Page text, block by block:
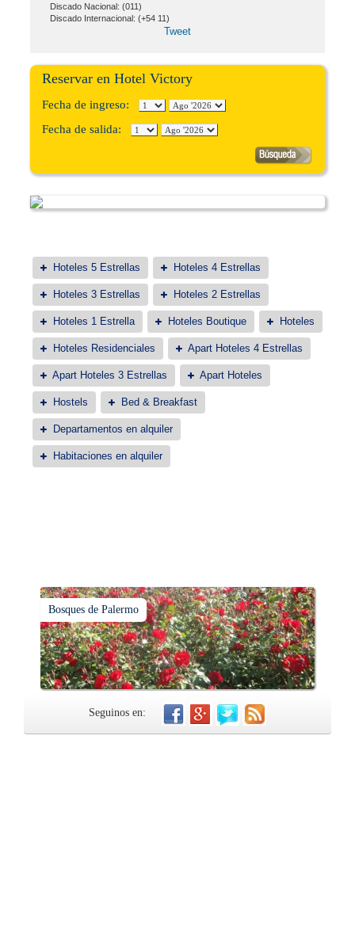
Discado Nacional: (011)
Discado Internacional: (+54 11)
Tweet
Reservar en Hotel Victory
Fecha de ingreso:
Fecha de salida:
Hoteles 5 Estrellas Hoteles 4 Estrellas
Hoteles 3 Estrellas Hoteles 2 Estrellas
Hoteles 1 Estrella Hoteles Boutique Hoteles
Hoteles Residenciales Apart Hoteles 4 Estrellas
Apart Hoteles 3 Estrellas Apart Hoteles
Hostels Bed & Breakfast
Departamentos en alquiler
Habitaciones en alquiler
Bosques de Palermo
Seguinos en: